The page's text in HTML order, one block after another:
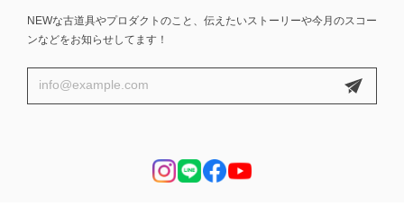
NEWな古道具やプロダクトのこと、伝えたいストーリーや今月のスコー
ンなどをお知らせしてます！